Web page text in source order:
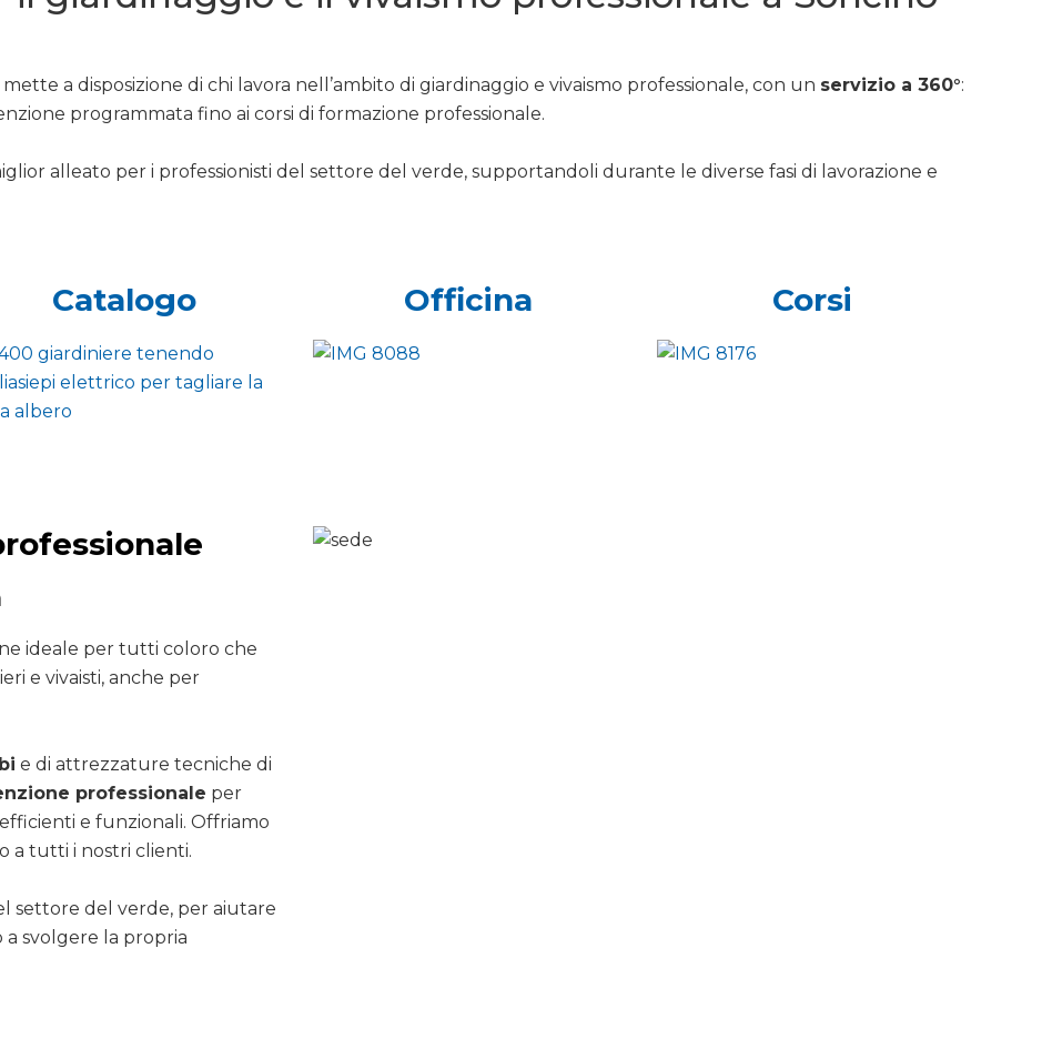
a disposizione di chi lavora nell’ambito di giardinaggio e vivaismo professionale, con un servizio a 360°:
programmata fino ai corsi di formazione professionale.
alleato per i professionisti del settore del verde, supportandoli durante le diverse fasi di lavorazione e
Catalogo Officina Corsi
ideale per tutti coloro che
e vivaisti, anche per
e di attrezzature tecniche di
professionale per
e funzionali. Offriamo
a tutti i nostri clienti.
settore del verde, per aiutare
a svolgere la propria